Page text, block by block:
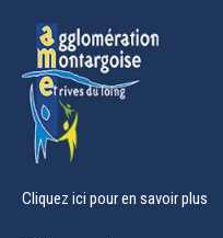
Cliquez ici pour en savoir plus